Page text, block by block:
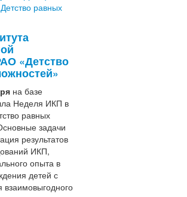
«Детство
на базе
Неделя ИКП в
равных
задачи
результатов
ИКП,
опыта в
детей с